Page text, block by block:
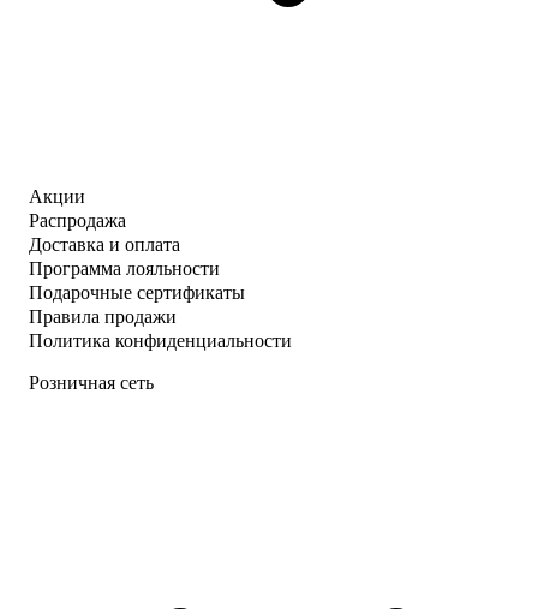
Акции
Распродажа
Доставка и оплата
Программа лояльности
Подарочные сертификаты
Правила продажи
Политика конфиденциальности
Розничная сеть